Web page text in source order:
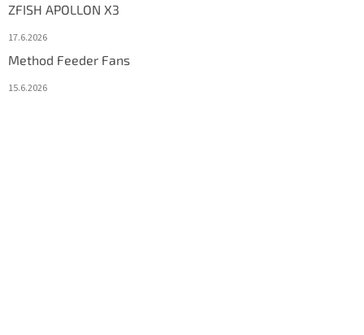
ZFISH APOLLON X3
17.6.2026
Method Feeder Fans
15.6.2026